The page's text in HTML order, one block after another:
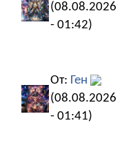
(08.08.2026
- 01:42)
От: Ген
(08.08.2026
- 01:41)